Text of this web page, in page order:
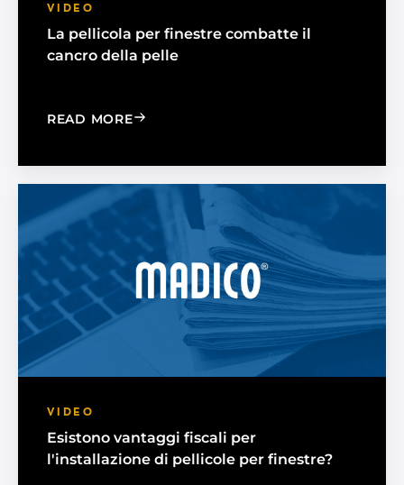
VIDEO
La pellicola per finestre combatte il
cancro della pelle
READ MORE: WINDOW FILM FIGHTS SKIN CANCER
VIDEO
Esistono vantaggi fiscali per
l'installazione di pellicole per finestre?